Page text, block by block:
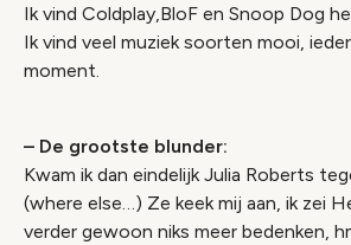
Ik vind Coldplay,BloF en Snoop Dog
Ik vind veel muziek soorten mooi,
moment.
– De grootste blunder:
Kwam ik dan eindelijk Julia Roberts
(where else…) Ze keek mij aan, ik zei
verder gewoon niks meer bedenken,